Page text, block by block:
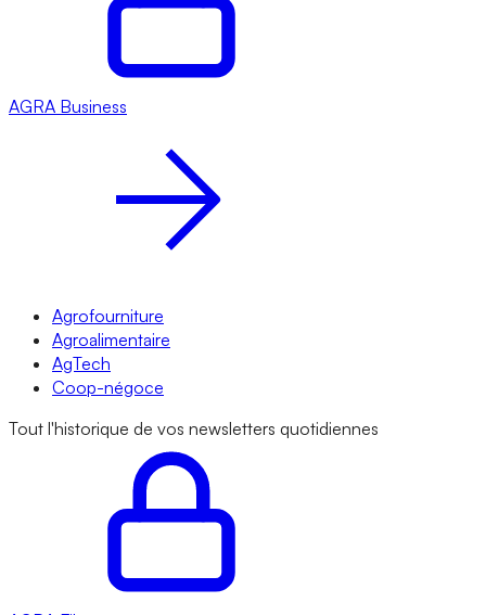
AGRA Business
Agrofourniture
Agroalimentaire
AgTech
Coop-négoce
Tout l'historique de vos newsletters quotidiennes